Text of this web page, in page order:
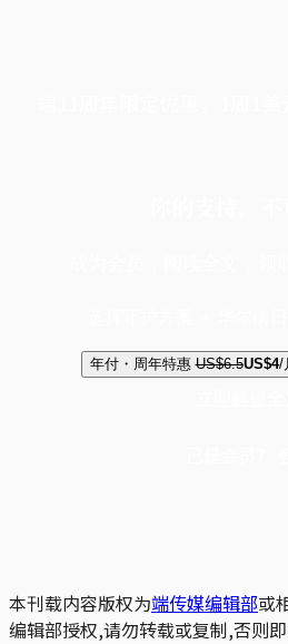
年付・周年特惠 US$6.5US$4/
本刊载内容版权为端传媒编辑部或
编辑部授权,请勿转载或复制,否则即